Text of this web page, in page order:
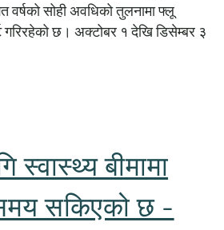
सोही अवधिको तुलनामा फ्लू
गरिरहेको छ। अक्टोबर १ देखि डिसेम्बर ३
स्वास्थ्य बीमामा
सकिएको छ -